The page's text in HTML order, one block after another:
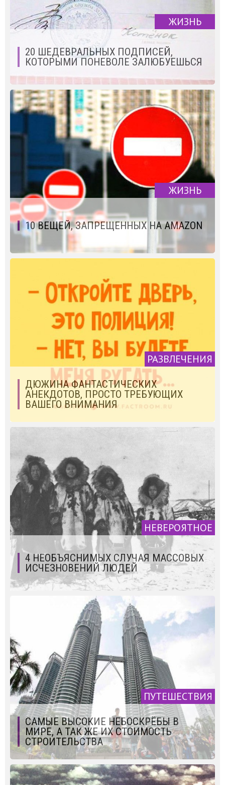
ЖИЗНЬ
20 ШЕДЕВРАЛЬНЫХ ПОДПИСЕЙ,
КОТОРЫМИ ПОНЕВОЛЕ ЗАЛЮБУЕШЬСЯ
ЖИЗНЬ
10 ВЕЩЕЙ, ЗАПРЕЩЕННЫХ НА AMAZON
РАЗВЛЕЧЕНИЯ
ДЮЖИНА ФАНТАСТИЧЕСКИХ
АНЕКДОТОВ, ПРОСТО ТРЕБУЮЩИХ
ВАШЕГО ВНИМАНИЯ
НЕВЕРОЯТНОЕ
4 НЕОБЪЯСНИМЫХ СЛУЧАЯ МАССОВЫХ
ИСЧЕЗНОВЕНИЙ ЛЮДЕЙ
ПУТЕШЕСТВИЯ
САМЫЕ ВЫСОКИЕ НЕБОСКРЁБЫ В
МИРЕ, А ТАК ЖЕ ИХ СТОИМОСТЬ
СТРОИТЕЛЬСТВА